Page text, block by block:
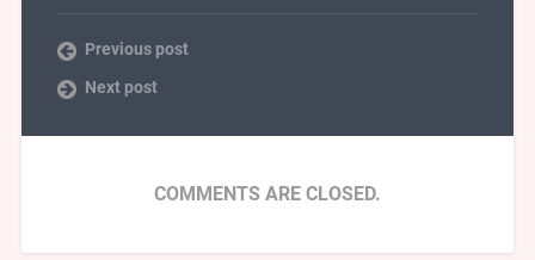
Previous post
Next post
COMMENTS ARE CLOSED.